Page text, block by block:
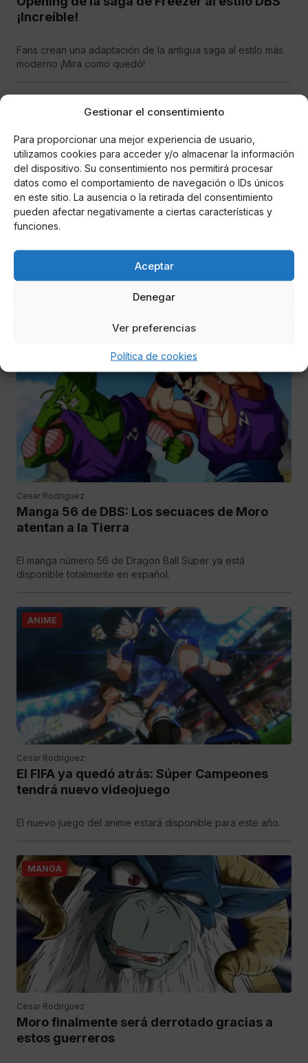
Gestionar el consentimiento
Para proporcionar una mejor experiencia de usuario,
utilizamos cookies para acceder y/o almacenar la información
del dispositivo. Su consentimiento nos permitirá procesar
datos como el comportamiento de navegación o IDs únicos
en este sitio. La ausencia o la retirada del consentimiento
pueden afectar negativamente a ciertas características y
funciones.
Aceptar
Denegar
Ver preferencias
Política de cookies
¡Increíble!
Fans crean una adaptación de la antigua saga al estilo más
moderno ¡Mira como quedó!
Cesar Rodriguez
Fecha de estreno del capítulo 57 de Dragon
Ball Super
Cesar Rodriguez
Manga 56 de DBS: Los secuaces de Moro
atentan a la Tierra
El manga número 56 de Dragon Ball Super ya está
disponible totalmente en español.
ANIME
Cesar Rodriguez
El FIFA ya quedó atrás: Súper Campeones
tendrá nuevo videojuego
El nuevo juego del anime estará disponible para este año.
MANGA
Cesar Rodriguez
Moro finalmente será derrotado gracias a
estos guerreros